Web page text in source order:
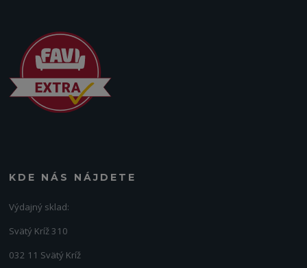
KDE NÁS NÁJDETE
Výdajný sklad:
Svätý Kríž 310
032 11 Svätý Kríž